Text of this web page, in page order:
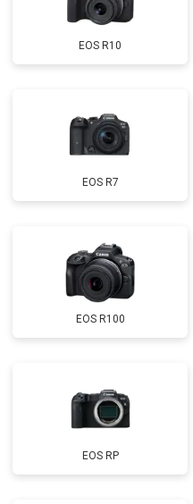
EOS R10
EOS R7
EOS R100
EOS RP